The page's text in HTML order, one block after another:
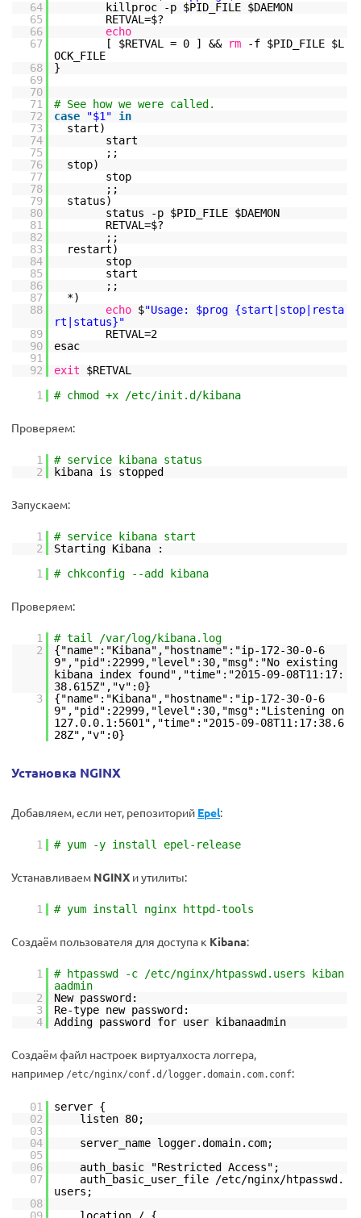
64
killproc -p $PID_FILE $DAEMON
65
RETVAL=$?
66
echo
67
[ $RETVAL = 0 ] && rm
-f $PID_FILE $L
OCK_FILE
68
}
69
70
71
# See how we were called.
72
case "$1"
in
73
start)
74
start
75
;;
76
stop)
77
stop
78
;;
79
status)
80
status -p $PID_FILE $DAEMON
81
RETVAL=$?
82
;;
83
restart)
84
stop
85
start
86
;;
87
*)
88
echo $"Usage: $prog {start|stop|resta
rt|status}"
89
RETVAL=2
90
esac
91
92
exit
$RETVAL
1
# chmod +x /etc/init.d/kibana
Проверяем:
1
# service kibana status
2
kibana is stopped
Запускаем:
1
# service kibana start
2
Starting Kibana :
1
# chkconfig --add kibana
Проверяем:
1
# tail /var/log/kibana.log
2
{"name":"Kibana","hostname":"ip-172-30-0-6
9","pid":22999,"level":30,"msg":"No existing
kibana index found","time":"2015-09-08T11:17:
38.615Z","v":0}
3
{"name":"Kibana","hostname":"ip-172-30-0-6
9","pid":22999,"level":30,"msg":"Listening on
127.0.0.1:5601","time":"2015-09-08T11:17:38.6
28Z","v":0}
Установка NGINX
Добавляем, если нет, репозиторий Epel:
1 # yum -y install epel-release
Устанавливаем NGINX и утилиты:
1 # yum install nginx httpd-tools
Создаём пользователя для доступа к Kibana:
1
# htpasswd -c /etc/nginx/htpasswd.users kiban
aadmin
2
New password:
3
Re-type new password:
4
Adding password for user kibanaadmin
Создаём файл настроек виртуалхоста логгера,
например /etc/nginx/conf.d/logger.domain.com.conf:
01
server {
02
listen 80;
03
04
server_name logger.domain.com;
05
06
auth_basic "Restricted Access";
07
auth_basic_user_file /etc/nginx/htpasswd.
users;
08
09
location / {